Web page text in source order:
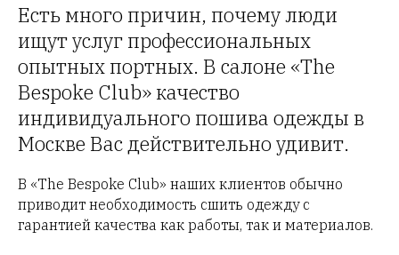
Есть много причин, почему люди
ищут услуг профессиональных
опытных портных. В салоне «The
Bespoke Club» качество
индивидуального пошива одежды в
Москве Вас действительно удивит.
В «The Bespoke Club» наших клиентов обычно
приводит необходимость сшить одежду с
гарантией качества как работы, так и материалов.